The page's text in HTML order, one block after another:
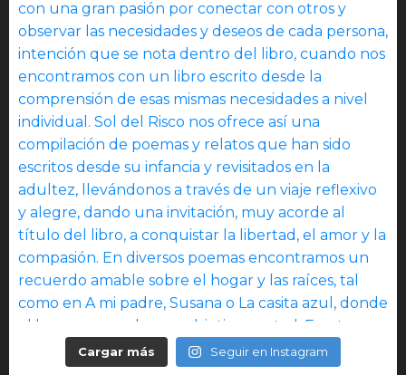
Cargar más Seguir en Instagram